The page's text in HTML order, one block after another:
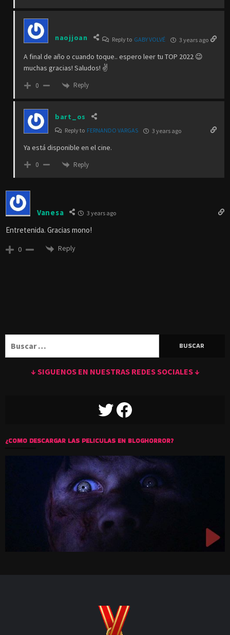
naojjoan Reply to GABY VOLVÉ 3 years ago
A final de año o cuando toque.. espero leer tu TOP 2022 😉
muchas gracias! Saludos! ✌️
0 Reply
bart_os
Reply to FERNANDO VARGAS 3 years ago
Ya está disponible en el cine.
0 Reply
Vanesa 3 years ago
Entretenida. Gracias mono!
0 Reply
↓ SIGUENOS EN NUESTRAS REDES SOCIALES ↓
TWITTERFACEBOOK
¿COMO DESCARGAR LAS PELICULAS EN BLOGHORROR?